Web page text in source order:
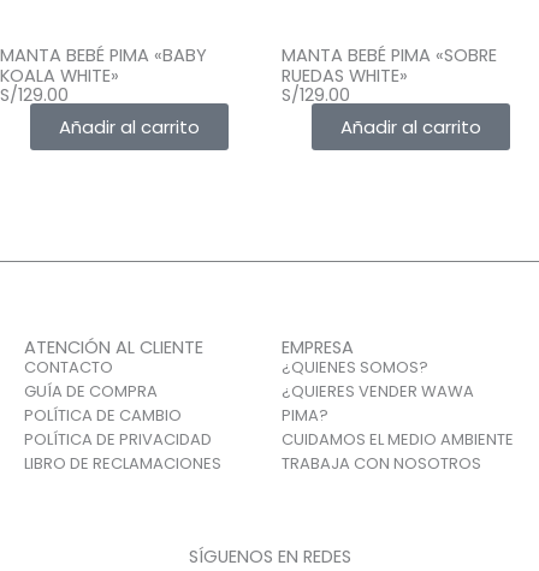
MANTA BEBÉ PIMA «BABY
KOALA WHITE»
S/129.00
Añadir al carrito
MANTA BEBÉ PIMA «SOBRE
RUEDAS WHITE»
S/129.00
Añadir al carrito
ATENCIÓN AL CLIENTE
CONTACTO
GUÍA DE COMPRA
POLÍTICA DE CAMBIO
POLÍTICA DE PRIVACIDAD
LIBRO DE RECLAMACIONES
EMPRESA
¿QUIENES SOMOS?
¿QUIERES VENDER WAWA
PIMA?
CUIDAMOS EL MEDIO AMBIENTE
TRABAJA CON NOSOTROS
SÍGUENOS EN REDES